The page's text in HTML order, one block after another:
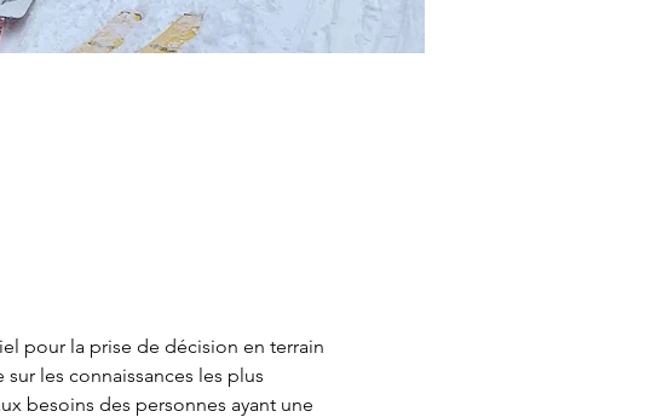
pour la prise de décision en terrain
les connaissances les plus
besoins des personnes ayant une